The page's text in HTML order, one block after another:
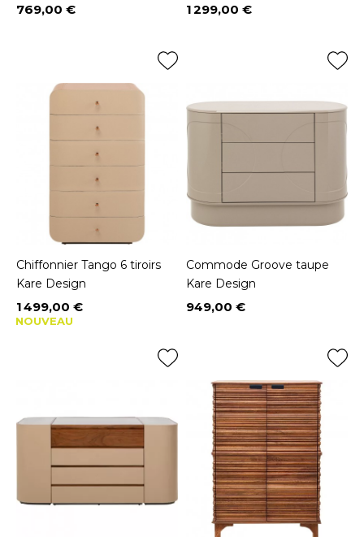
Prix
769,00 € Prix
1 299,00 €
Chiffonnier Tango 6 tiroirs
Kare Design
Prix
1 499,00 €
NOUVEAU
Commode Groove taupe
Kare Design
Prix
949,00 €